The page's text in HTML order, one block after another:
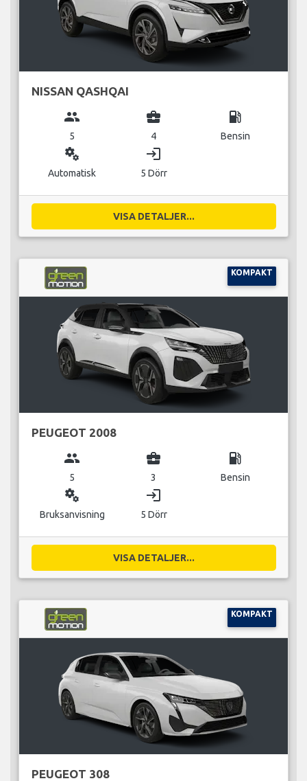
NISSAN QASHQAI
group
5
business_center
4
local_gas_station
Bensin
miscellaneous_services
Automatisk
login
5 Dörr
VISA DETALJER...
KOMPAKT
PEUGEOT 2008
group
5
business_center
3
local_gas_station
Bensin
miscellaneous_services
Bruksanvisning
login
5 Dörr
VISA DETALJER...
KOMPAKT
PEUGEOT 308